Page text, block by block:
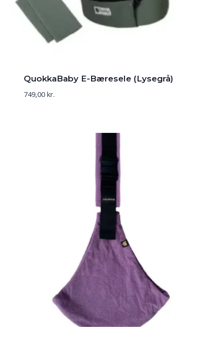
QuokkaBaby E-Bæresele (Lysegrå)
749,00 kr.